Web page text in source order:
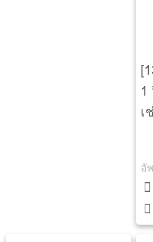
9
เ
ต